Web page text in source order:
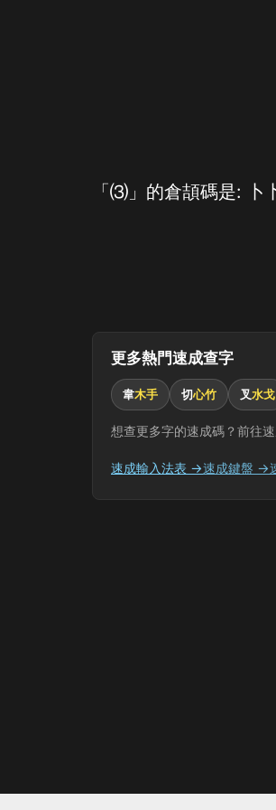
「⑶」的倉頡碼是: 卜
更多熱門速成查字
韋木手 切心竹 叉水戈
想查更多字的速成碼？前往
速成輸入法表 →速成鍵盤 →